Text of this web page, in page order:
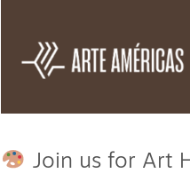
Join us for Art